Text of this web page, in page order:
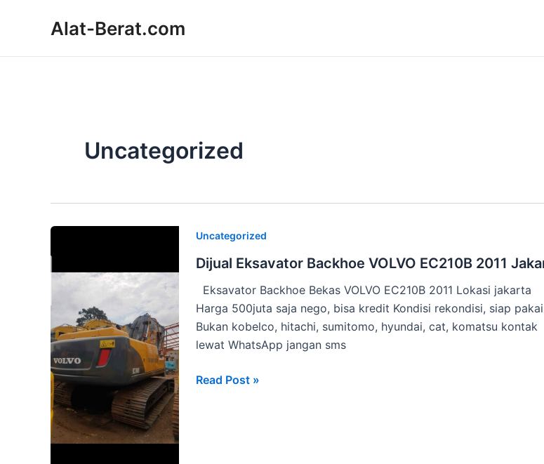
Alat-Berat.com
Uncategorized
Uncategorized
Dijual Eksavator Backhoe VOLVO EC210B 2011
Eksavator Backhoe Bekas VOLVO EC210B 2011 Lokasi jakarta
Harga 500juta saja nego, bisa kredit Kondisi rekondisi, siap pakai
Bukan kobelco, hitachi, sumitomo, hyundai, cat, komatsu kontak
lewat WhatsApp jangan sms
Dijual
Read Post »